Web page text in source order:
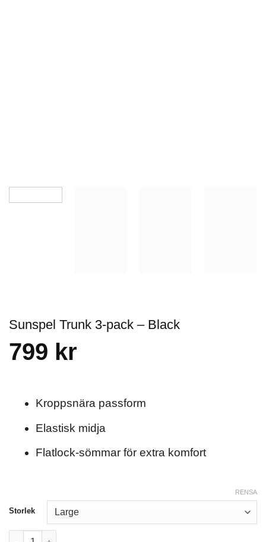
Sunspel Trunk 3-pack – Black
799 kr
Kroppsnära passform
Elastisk midja
Flatlock-sömmar för extra komfort
Storlek
RENSA
Sunspel Trunk 3-pack - Black mängd